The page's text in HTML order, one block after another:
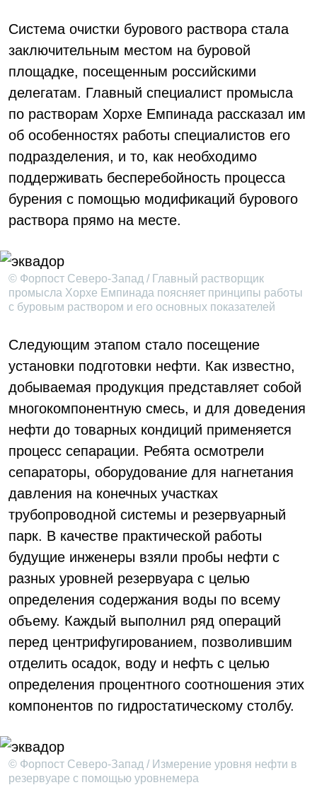
Система очистки бурового раствора стала
заключительным местом на буровой
площадке, посещенным российскими
делегатам. Главный специалист промысла
по растворам Хорхе Емпинада рассказал им
об особенностях работы специалистов его
подразделения, и то, как необходимо
поддерживать бесперебойность процесса
бурения с помощью модификаций бурового
раствора прямо на месте.
© Форпост Северо-Запад / Главный растворщик
промысла Хорхе Емпинада поясняет принципы работы
с буровым раствором и его основных показателей
Следующим этапом стало посещение
установки подготовки нефти. Как известно,
добываемая продукция представляет собой
многокомпонентную смесь, и для доведения
нефти до товарных кондиций применяется
процесс сепарации. Ребята осмотрели
сепараторы, оборудование для нагнетания
давления на конечных участках
трубопроводной системы и резервуарный
парк. В качестве практической работы
будущие инженеры взяли пробы нефти с
разных уровней резервуара с целью
определения содержания воды по всему
объему. Каждый выполнил ряд операций
перед центрифугированием, позволившим
отделить осадок, воду и нефть с целью
определения процентного соотношения этих
компонентов по гидростатическому столбу.
© Форпост Северо-Запад / Измерение уровня нефти в
резервуаре с помощью уровнемера